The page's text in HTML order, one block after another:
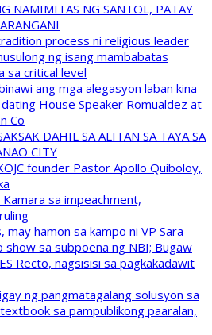
NAMIMITAS NG SANTOL, PATAY
process ni religious leader
ng isang mambabatas
sa critical level
ang mga alegasyon laban kina
House Speaker Romualdez at
Co
DAHIL SA ALITAN SA TAYA SA
CITY
founder Pastor Apollo Quiboloy,
sa impeachment,
hamon sa kampo ni VP Sara
show sa subpoena ng NBI; Bugaw
Recto, nagsisisi sa pagkakadawit
ng pangmatagalang solusyon sa
sa pampublikong paaralan,